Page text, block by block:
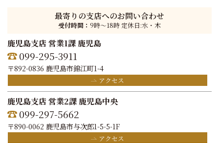
最寄りの支店へのお問い合わせ
受付時間： 9時〜18時 定休日:水・木
鹿児島支店 営業1課 鹿児島
099-295-3911
〒892-0836 鹿児島市錦江町1-4
アクセス
鹿児島支店 営業2課 鹿児島中央
099-297-5662
〒890-0062 鹿児島市与次郎1-5-5-1F
アクセス